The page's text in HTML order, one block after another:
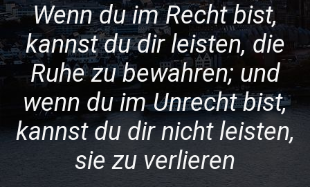
Wenn du im Recht bist,
kannst du dir leisten, die
Ruhe zu bewahren; und
wenn du im Unrecht bist,
kannst du dir nicht leisten,
sie zu verlieren